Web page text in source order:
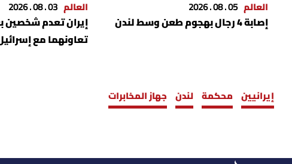
العالم 05 . 08 . 2026
إصابة 4 رجال بهجوم طعن وسط لندن
العالم 03 . 08 . 2026
إيران تعدم شخصين
تعاونهما مع
إيرانيين محكمة لندن جهاز المخابرات